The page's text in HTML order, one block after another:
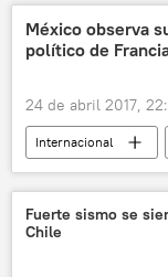
noticias
México observa
político de
24 de abril 2017,
Internacional
Francia
elecciones
Fuerte sismo se
Chile